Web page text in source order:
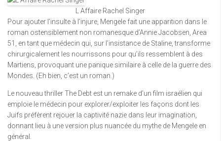
L Affaire Rachel Singer
Pour ajouter l’insulte à l’injure, Mengele fait une apparition dans le
roman ostensiblement non romanesque d’Annie Jacobsen, Area
51, en tant que médecin qui, sur l’insistance de Staline, transforme
chirurgicalement les nourrissons pour qu’ils ressemblent à des
Martiens, provoquant une panique similaire à celle de la guerre des
Mondes. (Eh bien, c’est un roman.)
Le nouveau thriller The Debt est un remake d’un film israélien qui
emploie le médecin pour explorer/exploiter les façons dont les
Juifs préfèrent rejouer la captivité nazie dans leur imagination,
donnant lieu à une version plus nuancée du mythe de Mengele en
général.